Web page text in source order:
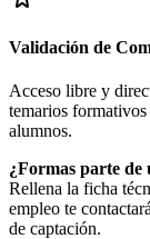
Validación de
Acceso libre y
temarios
alumnos.
¿Formas parte de
Rellena la ficha
empleo te
de captación.